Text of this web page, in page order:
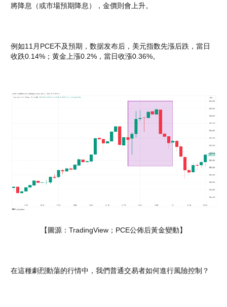
將降息（或市場預期降息），金價則會上升。
例如11月PCE不及預期，数据发布后，美元指数先漲后跌，當日
收跌0.14%；黄金上漲0.2%，當日收漲0.36%。
【圖源：TradingView；PCE公佈后黃金變動】
在這種劇烈動蕩的行情中，我們普通交易者如何進行風險控制？